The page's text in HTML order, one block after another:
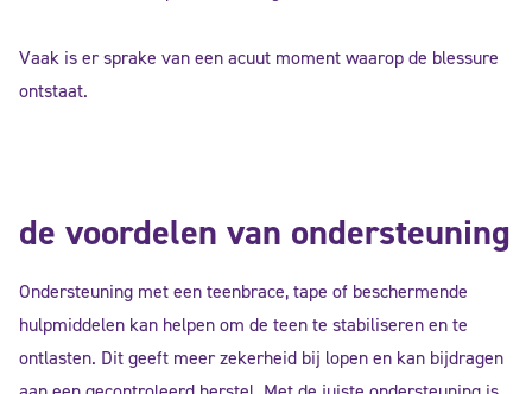
Vaak is er sprake van een acuut moment waarop de blessure
ontstaat.
de voordelen van ondersteuning
Ondersteuning met een teenbrace, tape of beschermende
hulpmiddelen kan helpen om de teen te stabiliseren en te
ontlasten. Dit geeft meer zekerheid bij lopen en kan bijdragen